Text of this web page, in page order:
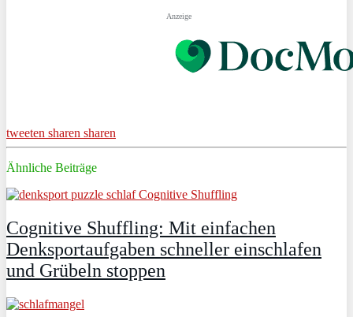
Anzeige
tweeten sharen sharen
Ähnliche Beiträge
Cognitive Shuffling: Mit einfachen
Denksportaufgaben schneller einschlafen
und Grübeln stoppen